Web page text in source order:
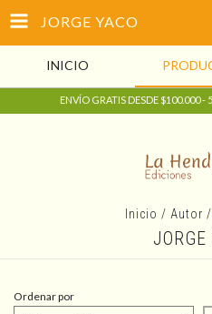
JORGE YACO
INICIO
ENVÍO GRATIS DESDE $100.000 -
Inicio / Autor /
JORGE
Ordenar por